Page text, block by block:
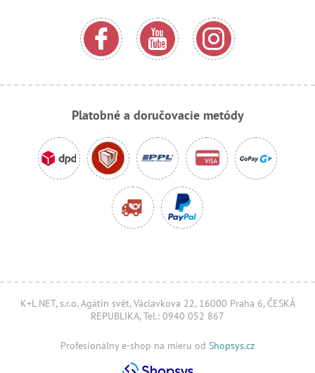
Platobné a doručovacie metódy
K+L NET, s.r.o. Agátin svět, Václavkova 22, 16000 Praha 6, ČESKÁ
REPUBLIKA, Tel.: 0940 052 867
Profesionálny e-shop na mieru od Shopsys.cz